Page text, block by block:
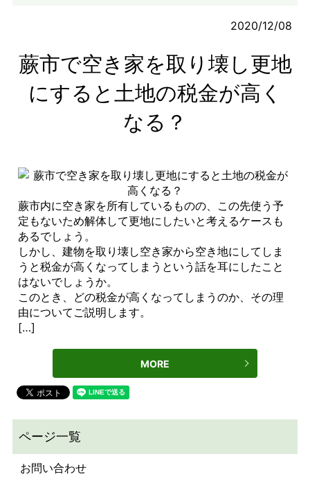
2020/12/08
蕨市で空き家を取り壊し更地
にすると土地の税金が高く
なる？
蕨市内に空き家を所有しているものの、この先使う予
定もないため解体して更地にしたいと考えるケースも
あるでしょう。
しかし、建物を取り壊し空き家から空き地にしてしま
うと税金が高くなってしまうという話を耳にしたこと
はないでしょうか。
このとき、どの税金が高くなってしまうのか、その理
由についてご説明します。
[…]
MORE
お問い合わせ